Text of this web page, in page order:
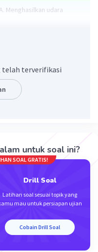
Menghasilkan udara
karena
oksigen dan menyerap
telah terverifikasi
untuk soal ini?
SOAL GRATIS!
Drill Soal
Latihan soal sesuai topik yang
mau untuk persiapan ujian
Cobain Drill Soal